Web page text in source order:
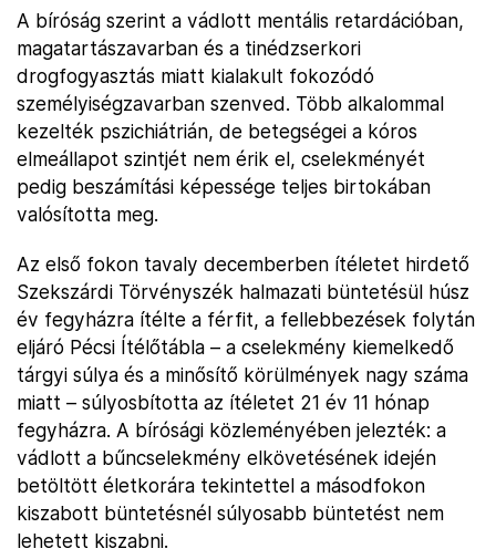
A bíróság szerint a vádlott mentális retardációban,
magatartászavarban és a tinédzserkori
drogfogyasztás miatt kialakult fokozódó
személyiségzavarban szenved. Több alkalommal
kezelték pszichiátrián, de betegségei a kóros
elmeállapot szintjét nem érik el, cselekményét
pedig beszámítási képessége teljes birtokában
valósította meg.
Az első fokon tavaly decemberben ítéletet hirdető
Szekszárdi Törvényszék halmazati büntetésül húsz
év fegyházra ítélte a férfit, a fellebbezések folytán
eljáró Pécsi Ítélőtábla – a cselekmény kiemelkedő
tárgyi súlya és a minősítő körülmények nagy száma
miatt – súlyosbította az ítéletet 21 év 11 hónap
fegyházra. A bírósági közleményében jelezték: a
vádlott a bűncselekmény elkövetésének idején
betöltött életkorára tekintettel a másodfokon
kiszabott büntetésnél súlyosabb büntetést nem
lehetett kiszabni.